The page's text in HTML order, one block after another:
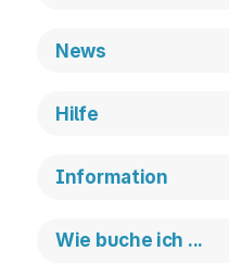
News
Hilfe
Information
Wie buche ich ...